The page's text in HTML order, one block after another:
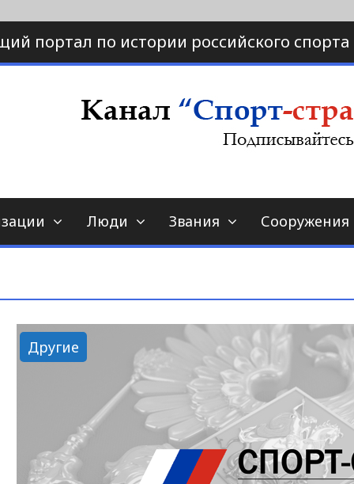
портал по истории российского спорта
страна.ру
по истории спорта
Люди Звания Сооружения
Другие